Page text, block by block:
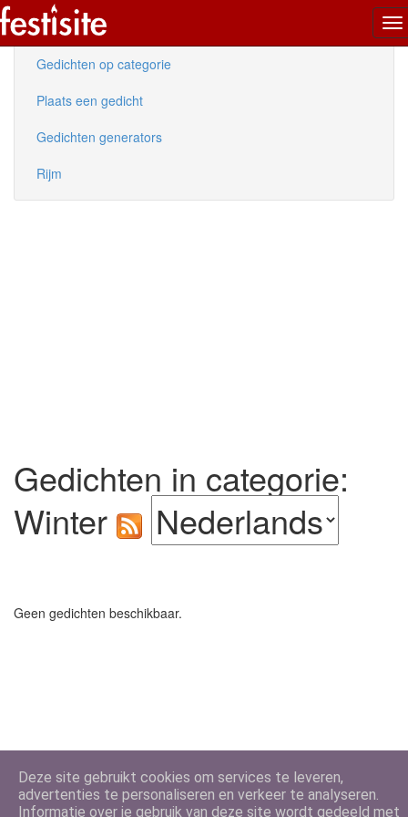
Nieuwe gedichten
Gedichten op categorie
Plaats een gedicht
Gedichten generators
Rijm
Gedichten in categorie:
Winter
Geen gedichten beschikbaar.
Deze site gebruikt cookies om services te leveren,
advertenties te personaliseren en verkeer te analyseren.
Informatie over je gebruik van deze site wordt gedeeld met